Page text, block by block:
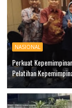
NASIONAL
Perkuat
Pelatihan